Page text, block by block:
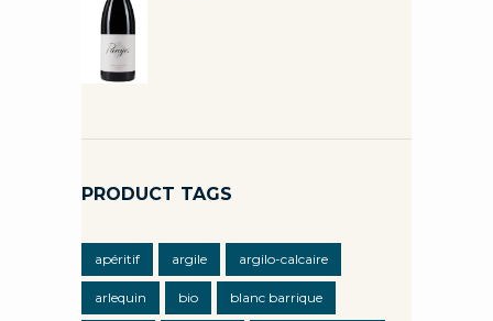
PRODUCT TAGS
apéritif argile argilo-calcaire
arlequin bio blanc barrique